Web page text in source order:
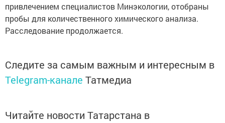
привлечением специалистов Минэкологии, отобраны
пробы для количественного химического анализа.
Расследование продолжается.
Следите за самым важным и интересным в
Telegram-канале Татмедиа
Читайте новости Татарстана в